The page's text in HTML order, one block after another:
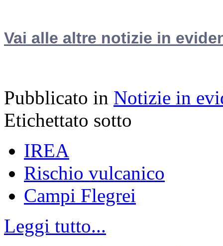
Vai alle altre notizie in
Pubblicato in Notizie in
Etichettato sotto
IREA
Rischio vulcanico
Campi Flegrei
Leggi tutto...